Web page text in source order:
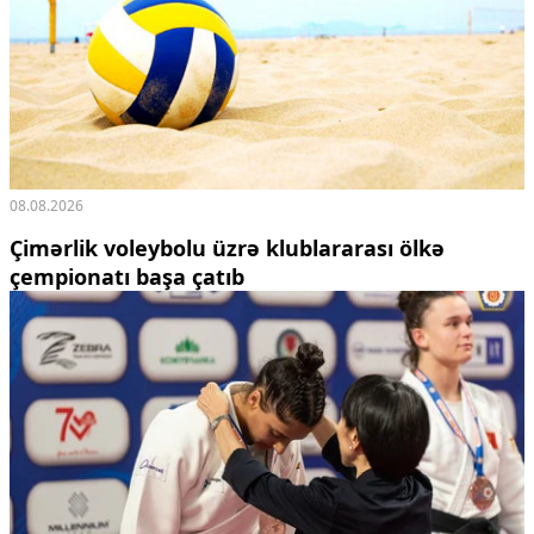
Ekologiya
Zəfər - 5
Gənclər və İdman
Media və QHT
Hadisə
Sağlamlıq
Sosium
Mənəvi dəyərlər
Texnologiya
Mətbuat-150
Əlaqə
Missiyamız
08.08.2026
Çimərlik voleybolu üzrə klublararası ölkə
çempionatı başa çatıb